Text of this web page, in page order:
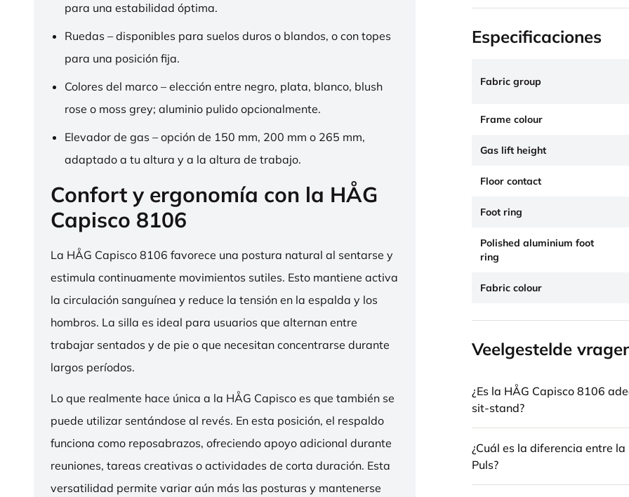
para una estabilidad óptima.
Ruedas – disponibles para suelos duros o blandos, o con topes
para una posición fija.
Colores del marco – elección entre negro, plata, blanco, blush
rose o moss grey; aluminio pulido opcionalmente.
Elevador de gas – opción de 150 mm, 200 mm o 265 mm,
adaptado a tu altura y a la altura de trabajo.
Confort y ergonomía con la HÅG
Capisco 8106
La HÅG Capisco 8106 favorece una postura natural al sentarse y
estimula continuamente movimientos sutiles. Esto mantiene activa
la circulación sanguínea y reduce la tensión en la espalda y los
hombros. La silla es ideal para usuarios que alternan entre
trabajar sentados y de pie o que necesitan concentrarse durante
largos períodos.
Lo que realmente hace única a la HÅG Capisco es que también se
puede utilizar sentándose al revés. En esta posición, el respaldo
funciona como reposabrazos, ofreciendo apoyo adicional durante
reuniones, tareas creativas o actividades de corta duración. Esta
versatilidad permite variar aún más las posturas y mantenerse
Especificaciones
Fabric group
Frame colour
Gas lift height
Floor contact
Foot ring
Polished aluminium foot
ring
Fabric colour
Veelgestelde
¿Es la HÅG Capisco 8106
sit-stand?
¿Cuál es la diferencia entre
Puls?